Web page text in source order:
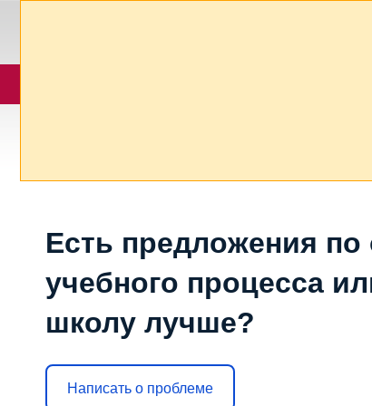
Есть предложения по
учебного процесса
школу лучше?
Написать о проблеме